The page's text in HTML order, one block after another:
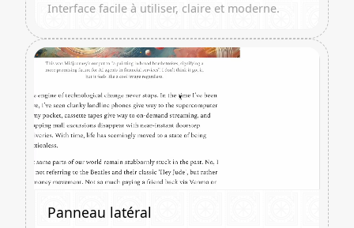
Interface facile à utiliser, claire et moderne.
Panneau latéral